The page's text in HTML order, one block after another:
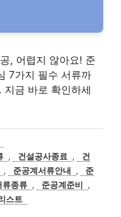
, 어렵지 않아요! 준
7가지 필수 서류까
금 바로 확인하세
, 건설공사종료 ,
건
, 준공계서류안내 ,
준
류종류 , 준공계준비
,
스트